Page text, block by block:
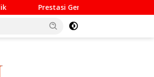
O2SN, UPT SMP Negeri 2 Bangkinang